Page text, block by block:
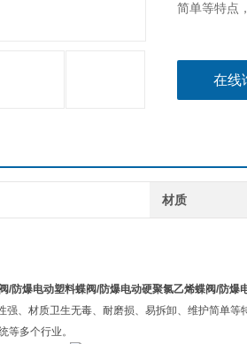
简单等特点
在线
材质
/防爆电动塑料蝶阀/防爆电动硬聚氯乙烯蝶阀/防
强、材质卫生无毒、耐磨损、易拆卸、维护简单
等多个行业。